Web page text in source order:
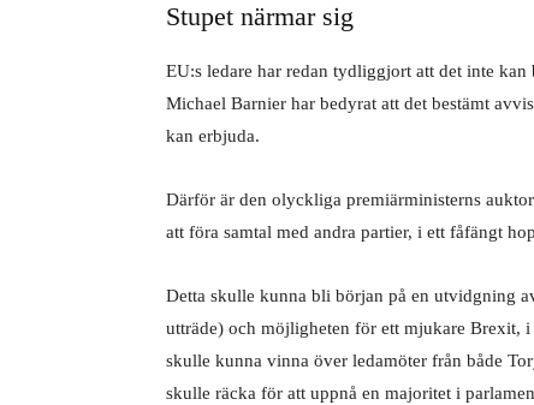
Stupet närmar sig
EU:s ledare har redan tydliggjort att det inte
Michael Barnier har bedyrat att det bestämt
kan erbjuda.
Därför är den olyckliga premiärministerns
att föra samtal med andra partier, i ett fåfängt
Detta skulle kunna bli början på en utvidgning
utträde) och möjligheten för ett mjukare Brexit,
skulle kunna vinna över ledamöter från både
skulle räcka för att uppnå en majoritet i